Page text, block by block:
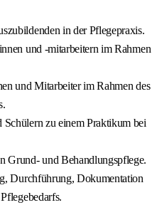
in der Pflegepraxis.
und -mitarbeitern im Rahmen
und Mitarbeiter im Rahmen des
zu einem Praktikum bei
Grund- und Behandlungspflege.
Durchführung, Dokumentation